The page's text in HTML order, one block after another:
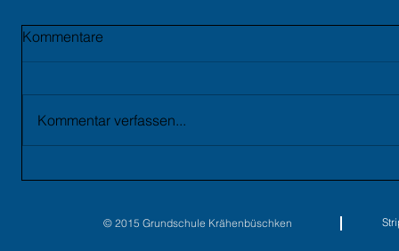
Kommentare
Kommentar verfassen...
© 2015 Grundschule Krähenbüschken